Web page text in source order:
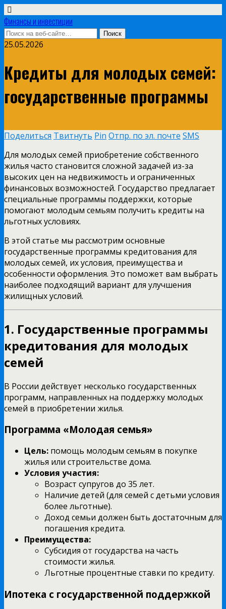
Финансы и инвестиции
25.05.2026
Кредиты для молодых семей:
государственные программы
Поделиться Твитнуть Pin Отпр. по эл. почте SMS
Для молодых семей приобретение собственного
жилья часто становится сложной задачей из-за
высоких цен на недвижимость и ограниченных
финансовых возможностей. Государство предлагает
специальные программы поддержки, которые
помогают молодым семьям получить кредиты на
льготных условиях.
В этой статье мы рассмотрим основные
государственные программы кредитования для
молодых семей, их условия, преимущества и
особенности оформления. Это поможет вам выбрать
наиболее подходящий вариант для улучшения
жилищных условий.
1. Государственные программы
кредитования для молодых
семей
В России действует несколько государственных
программ, направленных на поддержку молодых
семей в приобретении жилья.
Программа «Молодая семья»
Цель: помощь молодым семьям в покупке
жилья или строительстве дома.
Условия участия:
Возраст супругов до 35 лет.
Наличие детей (для семей с детьми условия
более льготные).
Доход семьи должен быть достаточным для
погашения кредита.
Преимущества:
Субсидия от государства на часть
стоимости жилья.
Льготные процентные ставки по кредиту.
Ипотека с государственной поддержкой